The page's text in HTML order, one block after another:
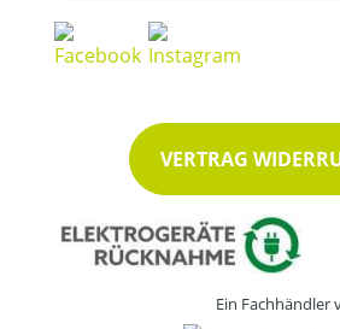
VERTRAG
Ein Fachhändler